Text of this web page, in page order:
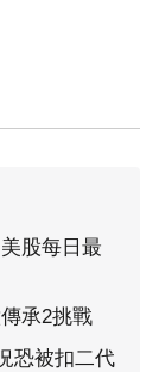
股每日最
承2挑戰
恐被扣二代